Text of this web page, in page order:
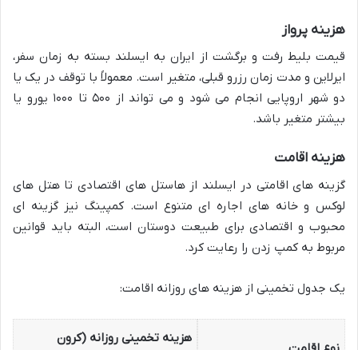
هزینه پرواز
قیمت بلیط رفت و برگشت از ایران به ایسلند بسته به زمان سفر،
ایرلاین و مدت زمان رزرو قبلی، متغیر است. معمولاً با توقف در یک یا
دو شهر اروپایی انجام می شود و می تواند از ۵۰۰ تا ۱۰۰۰ یورو یا
بیشتر متغیر باشد.
هزینه اقامت
گزینه های اقامتی در ایسلند از هاستل های اقتصادی تا هتل های
لوکس و خانه های اجاره ای متنوع است. کمپینگ نیز گزینه ای
محبوب و اقتصادی برای طبیعت دوستان است، البته باید قوانین
مربوط به کمپ زدن را رعایت کرد.
یک جدول تخمینی از هزینه های روزانه اقامت:
هزینه تخمینی روزانه (کرون